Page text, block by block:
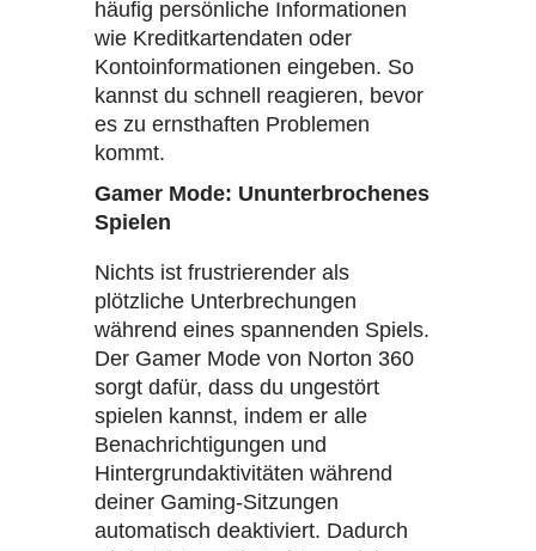
häufig persönliche Informationen
wie Kreditkartendaten oder
Kontoinformationen eingeben. So
kannst du schnell reagieren, bevor
es zu ernsthaften Problemen
kommt.
Gamer Mode: Ununterbrochenes
Spielen
Nichts ist frustrierender als
plötzliche Unterbrechungen
während eines spannenden Spiels.
Der Gamer Mode von Norton 360
sorgt dafür, dass du ungestört
spielen kannst, indem er alle
Benachrichtigungen und
Hintergrundaktivitäten während
deiner Gaming-Sitzungen
automatisch deaktiviert. Dadurch